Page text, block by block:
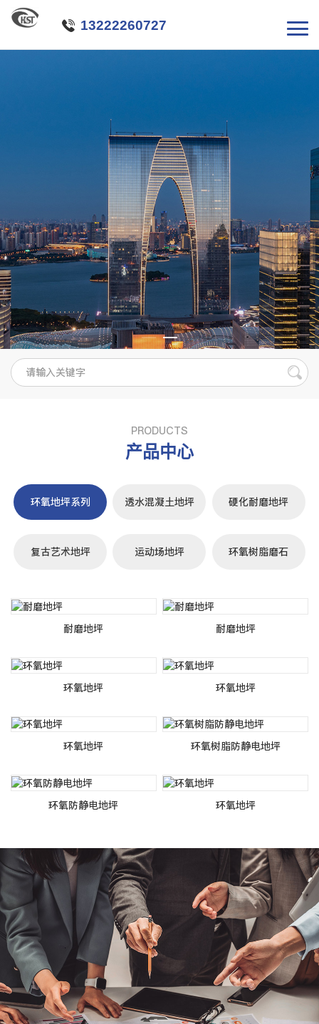
 13222260727
PRODUCTS
产品中心
环氧地坪系列 透水混凝土地坪 硬化耐磨地坪
复古艺术地坪 运动场地坪 环氧树脂磨石
耐磨地坪 耐磨地坪
环氧地坪 环氧地坪
环氧地坪 环氧树脂防静电地坪
环氧防静电地坪 环氧地坪